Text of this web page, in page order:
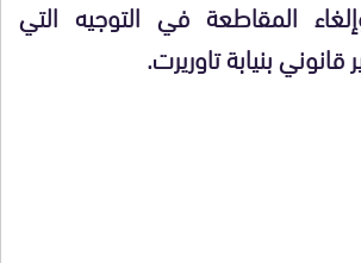
المقاطعة في التوجيه التي
بنيابة تاوريرت.